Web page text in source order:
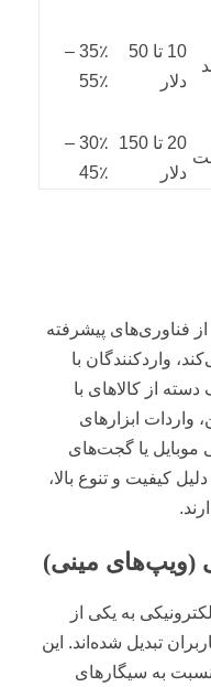
10 تا 50
دلار
35٪ –
55٪
20 تا 150
دلار
30٪ –
45٪
فناوری‌های پیشرفته
واردکنندگان با
از کالاهای با
واردات ابزارهای
موبایل یا گجت‌های
کیفیت و تنوع بالا،
به یکی از
تبدیل شده‌اند. این
به سیگارهای